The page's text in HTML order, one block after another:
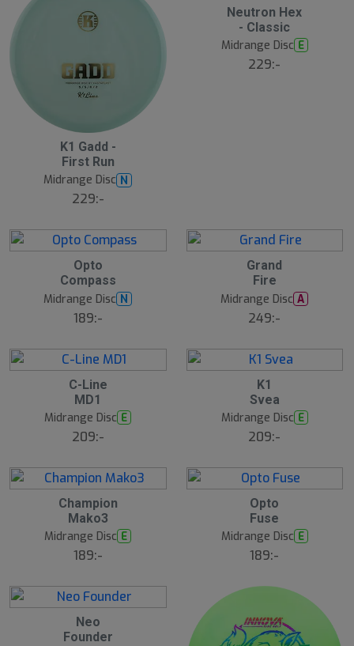
d
K1 Gadd -
First Run
Midrange Disc N
229:-
Neutron Hex
- Classic
Midrange Disc E
229:-
Opto
Compass
Midrange Disc N
189:-
Grand
Fire
Midrange Disc A
249:-
C-Line
MD1
Midrange Disc E
209:-
K1
Svea
Midrange Disc E
209:-
Champion
Mako3
Midrange Disc E
189:-
Opto
Fuse
Midrange Disc E
189:-
Neo
Founder